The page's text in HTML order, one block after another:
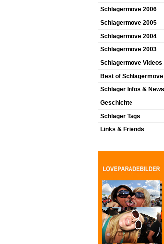
Schlagermove 2006
Schlagermove 2005
Schlagermove 2004
Schlagermove 2003
Schlagermove Videos
Best of Schlagermove
Schlager Infos & News
Geschichte
Schlager Tags
Links & Friends